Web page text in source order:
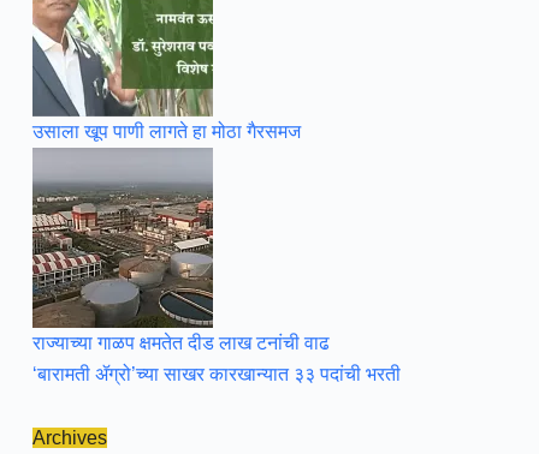
उसाला खूप पाणी लागते हा मोठा गैरसमज
राज्याच्या गाळप क्षमतेत दीड लाख टनांची वाढ
‘बारामती ॲग्रो’च्या साखर कारखान्यात ३३ पदांची भरती
Archives